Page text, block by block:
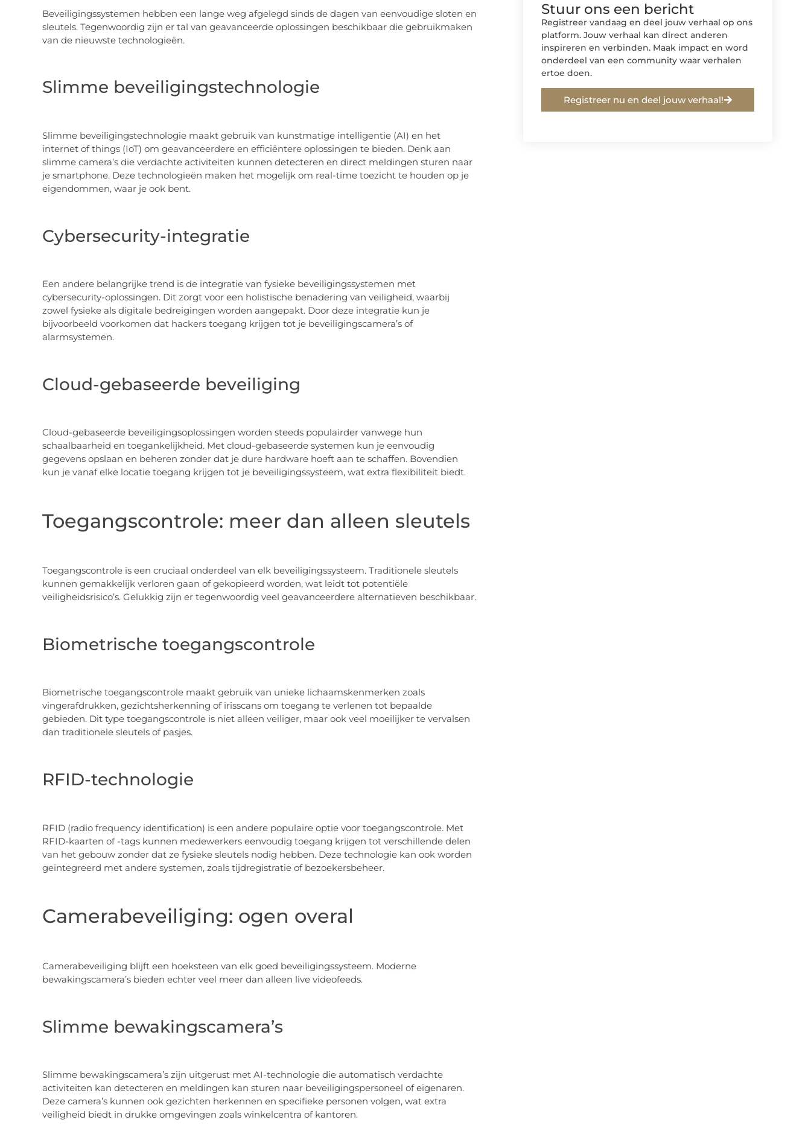
Beveiligingssystemen hebben een lange weg afgelegd sinds de dagen van eenvoudige sloten en
sleutels. Tegenwoordig zijn er tal van geavanceerde oplossingen beschikbaar die gebruikmaken
van de nieuwste technologieën.
Slimme beveiligingstechnologie
Slimme beveiligingstechnologie maakt gebruik van kunstmatige intelligentie (AI) en het
internet of things (IoT) om geavanceerdere en efficiëntere oplossingen te bieden. Denk aan
slimme camera’s die verdachte activiteiten kunnen detecteren en direct meldingen sturen naar
je smartphone. Deze technologieën maken het mogelijk om real-time toezicht te houden op je
eigendommen, waar je ook bent.
Cybersecurity-integratie
Een andere belangrijke trend is de integratie van fysieke beveiligingssystemen met
cybersecurity-oplossingen. Dit zorgt voor een holistische benadering van veiligheid, waarbij
zowel fysieke als digitale bedreigingen worden aangepakt. Door deze integratie kun je
bijvoorbeeld voorkomen dat hackers toegang krijgen tot je beveiligingscamera’s of
alarmsystemen.
Cloud-gebaseerde beveiliging
Cloud-gebaseerde beveiligingsoplossingen worden steeds populairder vanwege hun
schaalbaarheid en toegankelijkheid. Met cloud-gebaseerde systemen kun je eenvoudig
gegevens opslaan en beheren zonder dat je dure hardware hoeft aan te schaffen. Bovendien
kun je vanaf elke locatie toegang krijgen tot je beveiligingssysteem, wat extra flexibiliteit biedt.
Toegangscontrole: meer dan alleen sleutels
Toegangscontrole is een cruciaal onderdeel van elk beveiligingssysteem. Traditionele sleutels
kunnen gemakkelijk verloren gaan of gekopieerd worden, wat leidt tot potentiële
veiligheidsrisico’s. Gelukkig zijn er tegenwoordig veel geavanceerdere alternatieven beschikbaar.
Biometrische toegangscontrole
Biometrische toegangscontrole maakt gebruik van unieke lichaamskenmerken zoals
vingerafdrukken, gezichtsherkenning of irisscans om toegang te verlenen tot bepaalde
gebieden. Dit type toegangscontrole is niet alleen veiliger, maar ook veel moeilijker te vervalsen
dan traditionele sleutels of pasjes.
RFID-technologie
RFID (radio frequency identification) is een andere populaire optie voor toegangscontrole. Met
RFID-kaarten of -tags kunnen medewerkers eenvoudig toegang krijgen tot verschillende delen
van het gebouw zonder dat ze fysieke sleutels nodig hebben. Deze technologie kan ook worden
geïntegreerd met andere systemen, zoals tijdregistratie of bezoekersbeheer.
Camerabeveiliging: ogen overal
Camerabeveiliging blijft een hoeksteen van elk goed beveiligingssysteem. Moderne
bewakingscamera’s bieden echter veel meer dan alleen live videofeeds.
Slimme bewakingscamera’s
Slimme bewakingscamera’s zijn uitgerust met AI-technologie die automatisch verdachte
activiteiten kan detecteren en meldingen kan sturen naar beveiligingspersoneel of eigenaren.
Deze camera’s kunnen ook gezichten herkennen en specifieke personen volgen, wat extra
veiligheid biedt in drukke omgevingen zoals winkelcentra of kantoren.
Stuur ons een bericht
Registreer vandaag en deel jouw verhaal op ons
platform. Jouw verhaal kan direct anderen
inspireren en verbinden. Maak impact en word
onderdeel van een community waar verhalen
ertoe doen.
Registreer nu en deel jouw verhaal!